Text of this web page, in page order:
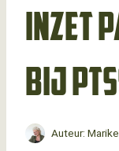
inzet
bij
Auteur: